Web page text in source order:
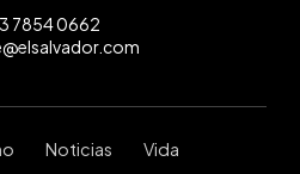
7854 0662
Noticias Vida